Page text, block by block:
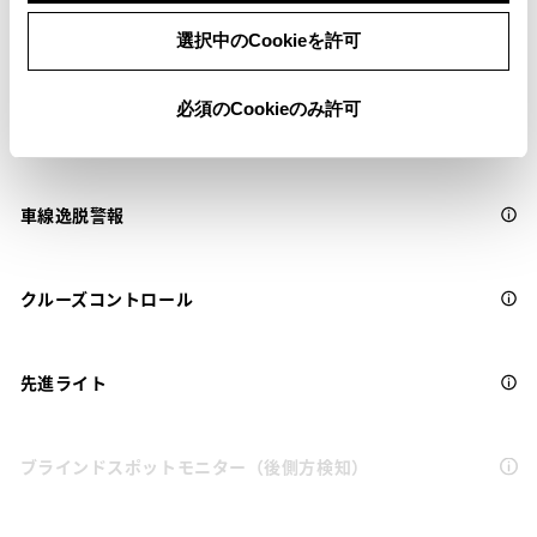
選択中のCookieを許可
必須のCookieのみ許可
衝突被害軽減ブレーキ
Toyota Safety Sense・Lexus Safety Systemのﾌﾟﾘｸﾗｯｼｭｾｰﾌﾃｨ
車線逸脱警報
クルーズコントロール
先進ライト
ブラインドスポットモニター（後側方検知）